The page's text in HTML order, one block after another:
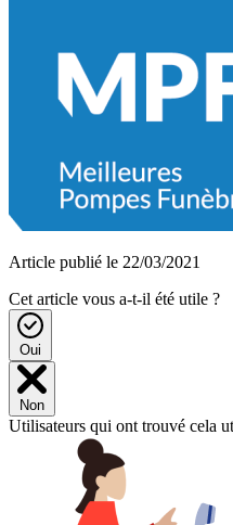
Article publié le 22/03/2021
Cet article vous a-t-il été utile ?
Oui
Non
Utilisateurs qui ont trouvé cela